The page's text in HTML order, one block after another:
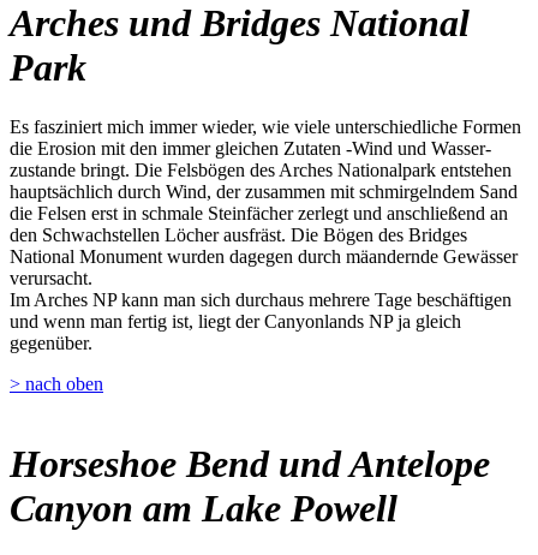
Arches und Bridges National
Park
Es fasziniert mich immer wieder, wie viele unterschiedliche Formen
die Erosion mit den immer gleichen Zutaten -Wind und Wasser-
zustande bringt. Die Felsbögen des Arches Nationalpark entstehen
hauptsächlich durch Wind, der zusammen mit schmirgelndem Sand
die Felsen erst in schmale Steinfächer zerlegt und anschließend an
den Schwachstellen Löcher ausfräst. Die Bögen des Bridges
National Monument wurden dagegen durch mäandernde Gewässer
verursacht.
Im Arches NP kann man sich durchaus mehrere Tage beschäftigen
und wenn man fertig ist, liegt der Canyonlands NP ja gleich
gegenüber.
> nach oben
Horseshoe Bend und Antelope
Canyon am Lake Powell